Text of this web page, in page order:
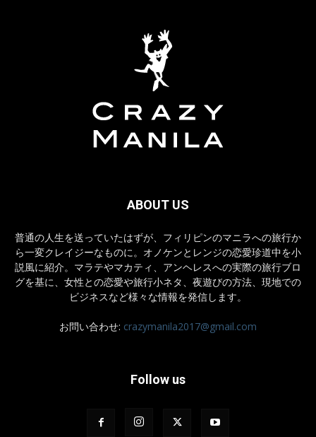
ABOUT US
普通の人生を送っていたはずが、フィリピンのマニラへの旅行か
ら一変クレイジーなものに。オノケンとレンジの恋愛珍道中を小
説風に紹介。マラテやマカティ、アンヘレスへの実際の旅行ブロ
グを基に、女性との恋愛や旅行小ネタ、夜遊びの方法、現地での
ビジネスなど様々な情報を発信します。
お問い合わせ: crazymanila2017@gmail.com
Follow us